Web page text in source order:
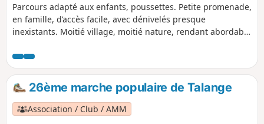
Parcours adapté aux enfants, poussettes. Petite promenade,
en famille, d’accès facile, avec dénivelés presque
inexistants. Moitié village, moitié nature, rendant abordable
26ème marche populaire de Talange
Association / Club / AMM